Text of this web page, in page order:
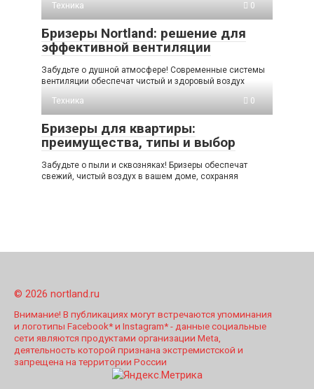
Техника
0
Бризеры Nortland: решение для
эффективной вентиляции
Забудьте о душной атмосфере! Современные системы
вентиляции обеспечат чистый и здоровый воздух
Техника
0
Бризеры для квартиры:
преимущества, типы и выбор
Забудьте о пыли и сквозняках! Бризеры обеспечат
свежий, чистый воздух в вашем доме, сохраняя
© 2026 nortland.ru
Внимание! В публикациях могут встречаются упоминания
и логотипы Facebook* и Instagram* - данные социальные
сети являются продуктами организации Meta,
деятельность которой признана экстремистской и
запрещена на территории России